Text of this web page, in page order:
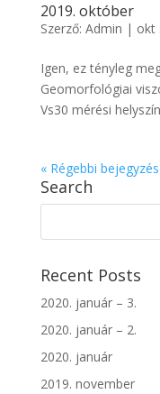
2019. október
Szerző: Admin | okt
Igen, ez tényleg
Geomorfológiai
Vs30 mérési
« Régebbi
Search
Recent Posts
2020. január – 3.
2020. január – 2.
2020. január
2019. november